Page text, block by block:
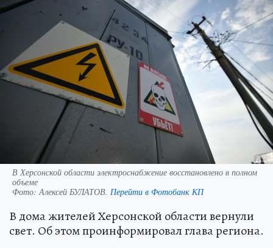
В Херсонской области электроснабжение восстановлено в полном
объеме
Фото: Алексей БУЛАТОВ. Перейти в Фотобанк КП
В дома жителей Херсонской области вернули
свет. Об этом проинформировал глава региона.